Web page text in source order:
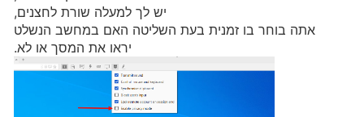
יש לך למעלה שורת לחצנים,
אתה בוחר בו זמנית בעת השליטה האם במחשב הנשלט
יראו את המסך או לא.